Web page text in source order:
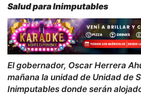
Salud para Inimputables
El gobernador, Oscar Herrera
mañana la unidad de Unidad de
Inimputables donde serán